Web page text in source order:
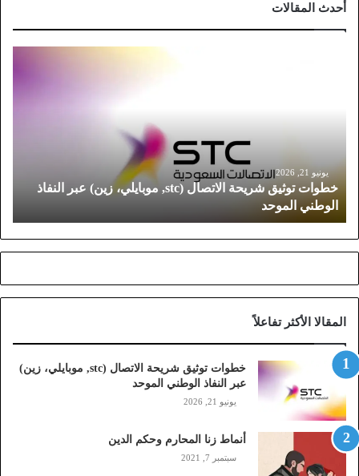
أحدث المقالات
ث
ش
ر
ي
ل
ا
ت
ص
ل
(
s
يونيو 21, 2026
خطوات توثيق شريحة الاتصال (stc, موبايلي، زين) عبر النفاذ
الوطني الموحد
المقالا الأكثر تفاعلاً
خطوات توثيق شريحة الاتصال (stc, موبايلي، زين)
عبر النفاذ الوطني الموحد
يونيو 21, 2026
أنماط زنا المحارم وحكم الدين
سبتمبر 7, 2021